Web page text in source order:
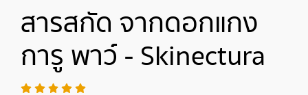
สารสกัด จากดอกแกง
การู พาว์ - Skinectura